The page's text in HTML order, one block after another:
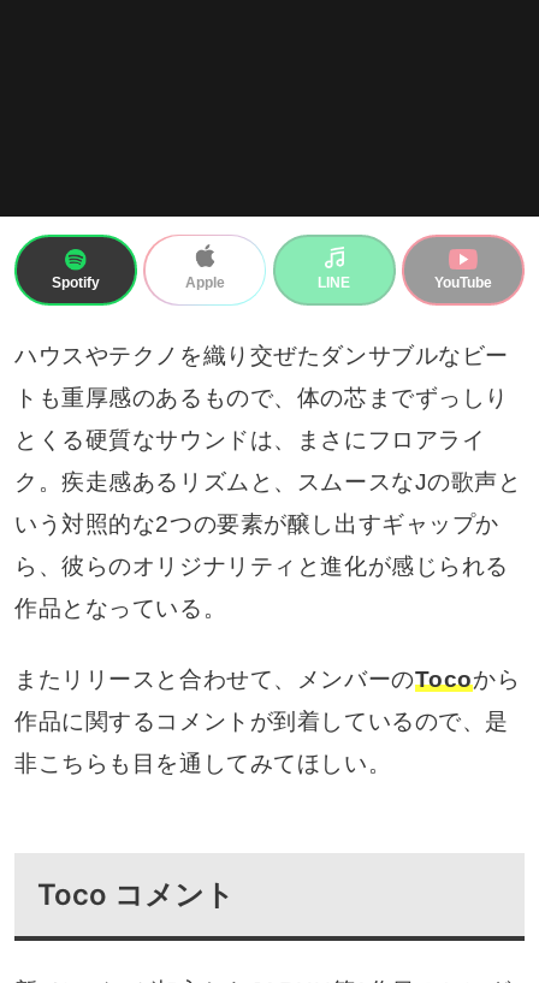
Spotify Apple LINE YouTube
ハウスやテクノを織り交ぜたダンサブルなビー
トも重厚感のあるもので、体の芯までずっしり
とくる硬質なサウンドは、まさにフロアライ
ク。疾走感あるリズムと、スムースなJの歌声と
いう対照的な2つの要素が醸し出すギャップか
ら、彼らのオリジナリティと進化が感じられる
作品となっている。
またリリースと合わせて、メンバーのTocoから
作品に関するコメントが到着しているので、是
非こちらも目を通してみてほしい。
Toco コメント